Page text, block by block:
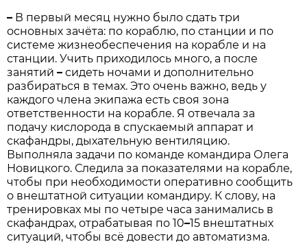
– В первый месяц нужно было сдать три
основных зачёта: по кораблю, по станции и по
системе жизнеобеспечения на корабле и на
станции. Учить приходилось много, а после
занятий– сидеть ночами и дополнительно
разбираться в темах. Это очень важно, ведь у
каждого члена экипажа есть своя зона
ответственности на корабле. Я отвечала за
подачу кислорода в спускаемый аппарат и
скафандры, дыхательную вентиляцию.
Выполняла задачи по команде командира Олега
Новицкого. Следила за показателями на корабле,
чтобы при необходимости оперативно сообщить
о внештатной ситуации командиру. К слову, на
тренировках мы по четыре часа занимались в
скафандрах, отрабатывая по 10–15 внештатных
ситуаций, чтобы всё довести до автоматизма.